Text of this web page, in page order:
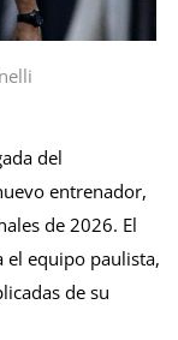
del
entrenador,
de 2026. El
el equipo paulista,
de su